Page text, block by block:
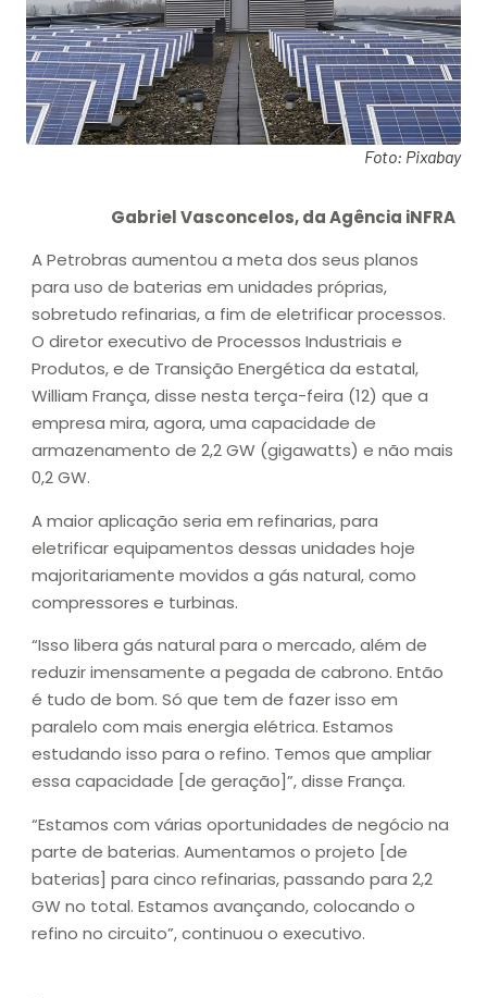
Foto: Pixabay
Gabriel Vasconcelos, da Agência iNFRA
A Petrobras aumentou a meta dos seus planos
para uso de baterias em unidades próprias,
sobretudo refinarias, a fim de eletrificar processos.
O diretor executivo de Processos Industriais e
Produtos, e de Transição Energética da estatal,
William França, disse nesta terça-feira (12) que a
empresa mira, agora, uma capacidade de
armazenamento de 2,2 GW (gigawatts) e não mais
0,2 GW.
A maior aplicação seria em refinarias, para
eletrificar equipamentos dessas unidades hoje
majoritariamente movidos a gás natural, como
compressores e turbinas.
“Isso libera gás natural para o mercado, além de
reduzir imensamente a pegada de cabrono. Então
é tudo de bom. Só que tem de fazer isso em
paralelo com mais energia elétrica. Estamos
estudando isso para o refino. Temos que ampliar
essa capacidade [de geração]”, disse França.
“Estamos com várias oportunidades de negócio na
parte de baterias. Aumentamos o projeto [de
baterias] para cinco refinarias, passando para 2,2
GW no total. Estamos avançando, colocando o
refino no circuito”, continuou o executivo.